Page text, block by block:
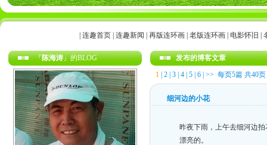
|连趣首页 |连趣新闻 |再版连环画 |老版连环画 电影怀旧 |
『陈海涛』的BLOG
发布的博客文章
1 |2 |3 |4 |5 |6 |>> 每页5篇 共40页
细河边的小花
昨夜下雨，上午去细河边
漂亮的。